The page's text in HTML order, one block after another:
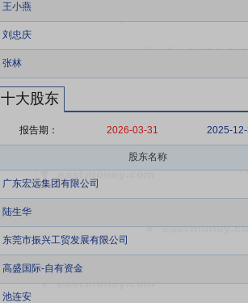
王小燕
刘忠庆
张林
十大股东
报告期： 2026-03-31 2025-
股东名称
广东宏远集团有限公司
陆生华
东莞市振兴工贸发展有限公司
高盛国际-自有资金
池连安